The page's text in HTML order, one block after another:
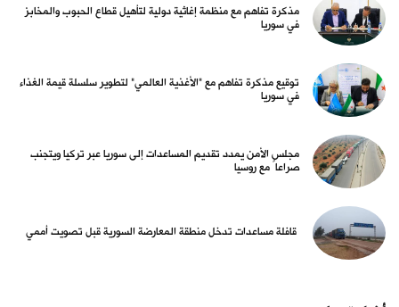
مذكرة تفاهم مع منظمة إغاثية دولية لتأهيل قطاع الحبوب والمخابز
في سوريا
توقيع مذكرة تفاهم مع "الأغذية العالمي" لتطوير سلسلة قيمة الغذاء
في سوريا
مجلس الأمن يمدد تقديم المساعدات إلى سوريا عبر تركيا ويتجنب
صراعاً مع روسيا
قافلة مساعدات تدخل منطقة المعارضة السورية قبل تصويت أممي